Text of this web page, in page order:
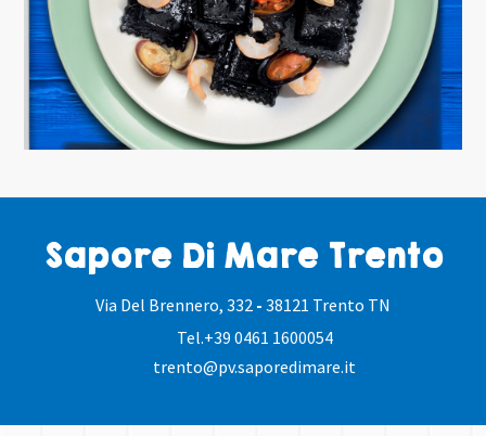
Sapore Di Mare Trento
Via Del Brennero, 332 - 38121 Trento TN
Tel.+39 0461 1600054
trento@pv.saporedimare.it